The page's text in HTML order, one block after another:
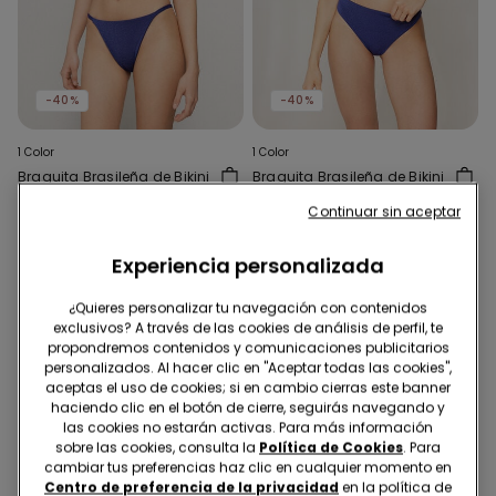
-40%
1 Color
Braguita Brasileña de Bikini
-40%
1 Color
Braguita Brasileña de Bikini
9,99 € -40%
Experiencia personalizada
¿Quieres personalizar tu navegación con contenidos
exclusivos? A través de las cookies de análisis de perfil, te
propondremos contenidos y comunicaciones publicitarios
personalizados. Al hacer clic en "Aceptar todas las cookies",
aceptas el uso de cookies; si en cambio cierras este banner
haciendo clic en el botón de cierre, seguirás navegando y
las cookies no estarán activas. Para más información
sobre las cookies, consulta la Política de Cookies. Para
cambiar tus preferencias haz clic en cualquier momento en
Centro de preferencia de la privacidad en la política de
Continuar sin aceptar